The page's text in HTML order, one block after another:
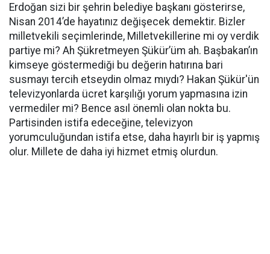
Erdoğan sizi bir şehrin belediye başkanı gösterirse,
Nisan 2014’de hayatınız değişecek demektir. Bizler
milletvekili seçimlerinde, Milletvekillerine mi oy verdik
partiye mi? Ah Şükretmeyen Şükür’üm ah. Başbakan’ın
kimseye göstermediği bu değerin hatırına bari
susmayı tercih etseydin olmaz mıydı? Hakan Şükür'ün
televizyonlarda ücret karşılığı yorum yapmasına izin
vermediler mi? Bence asıl önemli olan nokta bu.
Partisinden istifa edeceğine, televizyon
yorumculuğundan istifa etse, daha hayırlı bir iş yapmış
olur. Millete de daha iyi hizmet etmiş olurdun.